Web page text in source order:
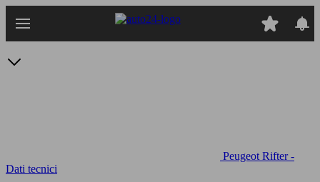
Peugeot Rifter -
Dati tecnici